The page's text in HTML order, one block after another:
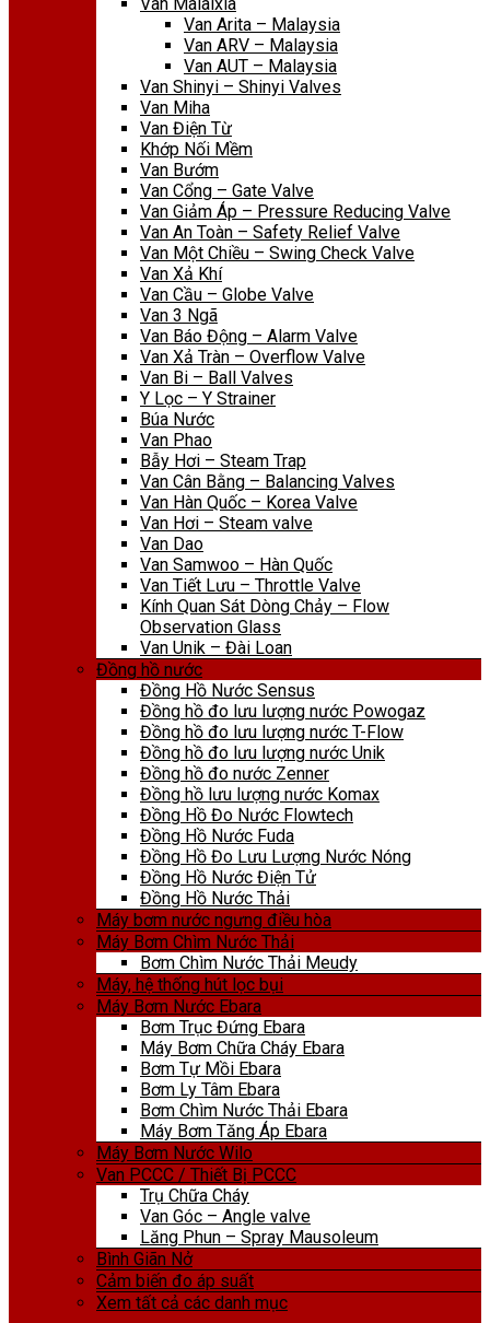
Van Arita – Malaysia
Van ARV – Malaysia
Van AUT – Malaysia
Van Shinyi – Shinyi Valves
Van Miha
Van Điện Từ
Khớp Nối Mềm
Van Bướm
Van Cổng – Gate Valve
Van Giảm Áp – Pressure Reducing Valve
Van An Toàn – Safety Relief Valve
Van Một Chiều – Swing Check Valve
Van Xả Khí
Van Cầu – Globe Valve
Van 3 Ngã
Van Báo Động – Alarm Valve
Van Xả Tràn – Overflow Valve
Van Bi – Ball Valves
Y Lọc – Y Strainer
Búa Nước
Van Phao
Bẫy Hơi – Steam Trap
Van Cân Bằng – Balancing Valves
Van Hàn Quốc – Korea Valve
Van Hơi – Steam valve
Van Dao
Van Samwoo – Hàn Quốc
Van Tiết Lưu – Throttle Valve
Kính Quan Sát Dòng Chảy – Flow
Observation Glass
Van Unik – Đài Loan
Đồng hồ nước
Đồng Hồ Nước Sensus
Đồng hồ đo lưu lượng nước Powogaz
Đồng hồ đo lưu lượng nước T-Flow
Đồng hồ đo lưu lượng nước Unik
Đồng hồ đo nước Zenner
Đồng hồ lưu lượng nước Komax
Đồng Hồ Đo Nước Flowtech
Đồng Hồ Nước Fuda
Đồng Hồ Đo Lưu Lượng Nước Nóng
Đồng Hồ Nước Điện Tử
Đồng Hồ Nước Thải
Máy bơm nước ngưng điều hòa
Máy Bơm Chìm Nước Thải
Bơm Chìm Nước Thải Meudy
Máy, hệ thống hút lọc bụi
Máy Bơm Nước Ebara
Bơm Trục Đứng Ebara
Máy Bơm Chữa Cháy Ebara
Bơm Tự Mồi Ebara
Bơm Ly Tâm Ebara
Bơm Chìm Nước Thải Ebara
Máy Bơm Tăng Áp Ebara
Máy Bơm Nước Wilo
Van PCCC / Thiết Bị PCCC
Trụ Chữa Cháy
Van Góc – Angle valve
Lăng Phun – Spray Mausoleum
Bình Giãn Nở
Cảm biến đo áp suất
Xem tất cả các danh mục